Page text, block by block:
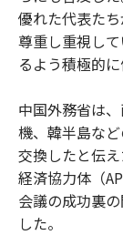
優れた代表た
尊重し重視し
るよう積極的
中国外務省は
機、韓半島な
交換したと伝
経済協力体（
会議の成功裏
した。